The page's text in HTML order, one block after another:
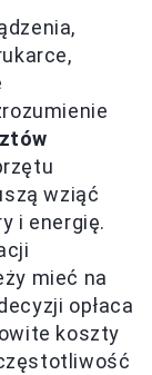
wziąć
i energię.
mieć na
opłaca
koszty